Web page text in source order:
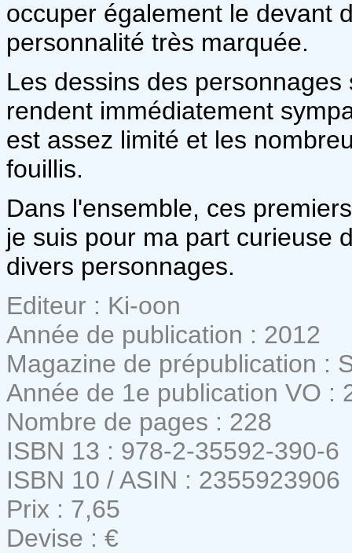
occuper également le devant
personnalité très marquée.
Les dessins des
rendent immédiatement
est assez limité et les
fouillis.
Dans l'ensemble, ces
je suis pour ma part curieuse
divers personnages.
Editeur : Ki-oon
Année de publication : 2012
Magazine de prépublication :
Année de 1e publication VO :
Nombre de pages : 228
ISBN 13 : 978-2-35592-390-6
ISBN 10 / ASIN : 2355923906
Prix : 7,65
Devise : €